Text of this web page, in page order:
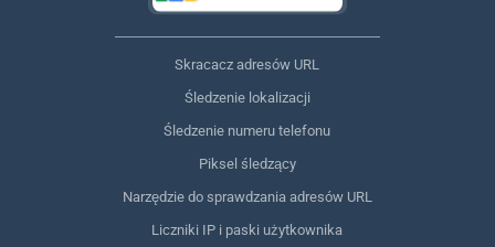
Skracacz adresów URL
Śledzenie lokalizacji
Śledzenie numeru telefonu
Piksel śledzący
Narzędzie do sprawdzania adresów URL
Liczniki IP i paski użytkownika